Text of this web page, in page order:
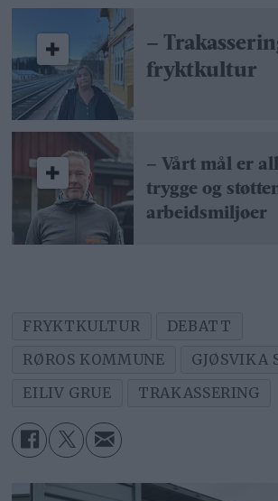
–
fryktkultur
– Vårt mål er
trygge og
arbeidsmiljøer
FRYKTKULTUR
DEBATT
RØROS KOMMUNE
GJØSVIKA
EILIV GRUE
TRAKASSERING